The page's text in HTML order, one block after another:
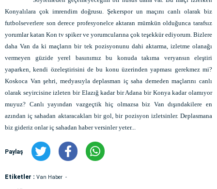
Konyalılara çok imrendim doğrusu. Şekerspor un maçını canlı olarak biz
futbolseverlere son derece profesyonelce aktaran mümkün olduğunca tarafsız
yorumlar katan Kon tv spiker ve yorumcularına çok teşekkür ediyorum. Bizlere
daha Van da ki maçların bir tek pozisyonunu dahi aktarma, izletme olanağı
vermeyen güzide yerel basınımız bu konuda takıma veryansın eleştiri
yaparken, kendi özeleştirisini de bu konu üzerinden yapması gerekmez mi?
Koskoca Van şehri, medyasıyla deplasman iç saha demeden maçlarını canlı
olarak seyircisine izleten bir Elazığ kadar bir Adana bir Konya kadar olamıyor
muyuz? Canlı yayından vazgeçtik hiç olmazsa biz Van dışındakilere en
azından iç sahadan aktaracakları bir gol, bir pozisyon izletsinler. Deplasmana
biz gideriz onlar iç sahadan haber versinler yeter...
Paylaş
Etiketler : Van Haber